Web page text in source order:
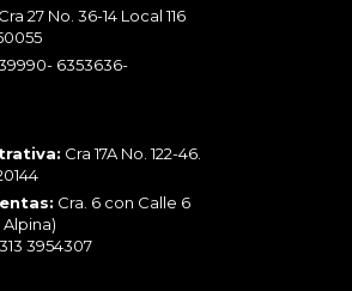
Cra 27 No. 36-14 Local 116
6353636-
Cra 17A No. 122-46.
Cra. 6 con Calle 6
3954307